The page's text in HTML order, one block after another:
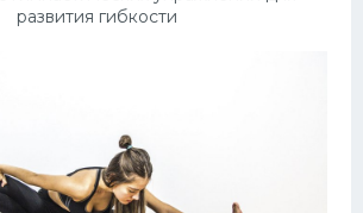
развития гибкости